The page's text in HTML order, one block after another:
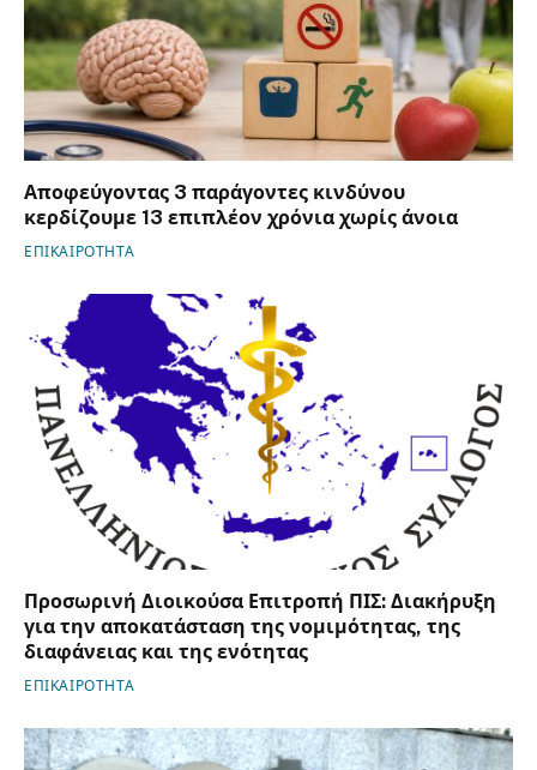
Αποφεύγοντας 3 παράγοντες κινδύνου
κερδίζουμε 13 επιπλέον χρόνια χωρίς άνοια
ΕΠΙΚΑΙΡΟΤΗΤΑ
Προσωρινή Διοικούσα Επιτροπή ΠΙΣ: Διακήρυξη
για την αποκατάσταση της νομιμότητας, της
διαφάνειας και της ενότητας
ΕΠΙΚΑΙΡΟΤΗΤΑ